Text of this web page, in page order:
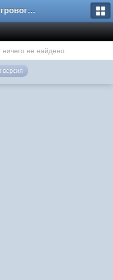
Форум игрового проекта Riverrise
не найдено.
версия